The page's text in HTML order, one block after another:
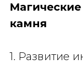
камня
1. Развитие